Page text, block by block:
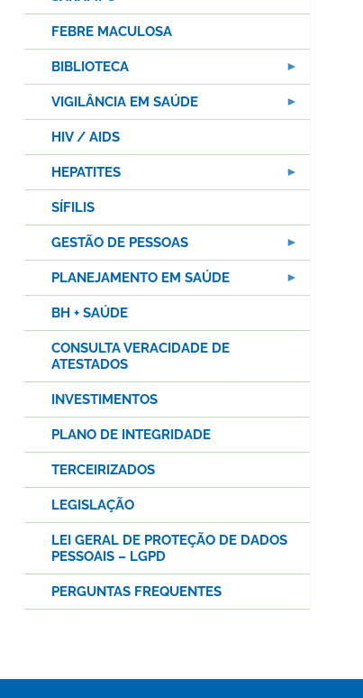
FEBRE MACULOSA
BIBLIOTECA
VIGILÂNCIA EM SAÚDE
HIV / AIDS
HEPATITES
SÍFILIS
GESTÃO DE PESSOAS
PLANEJAMENTO EM SAÚDE
BH + SAÚDE
CONSULTA VERACIDADE DE
ATESTADOS
INVESTIMENTOS
PLANO DE INTEGRIDADE
TERCEIRIZADOS
LEGISLAÇÃO
LEI GERAL DE PROTEÇÃO DE DADOS
PESSOAIS – LGPD
PERGUNTAS FREQUENTES